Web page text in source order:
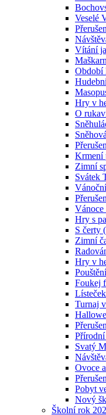
Veselé
Vítání
Období
Hry v
O
Krmení
Zimní
Svátek
Vánoce
Hry s
S čerty
Zimní
Hry v
Foukej
Turnaj
Svatý
Ovoce
Pobyt
Nový
Školní rok